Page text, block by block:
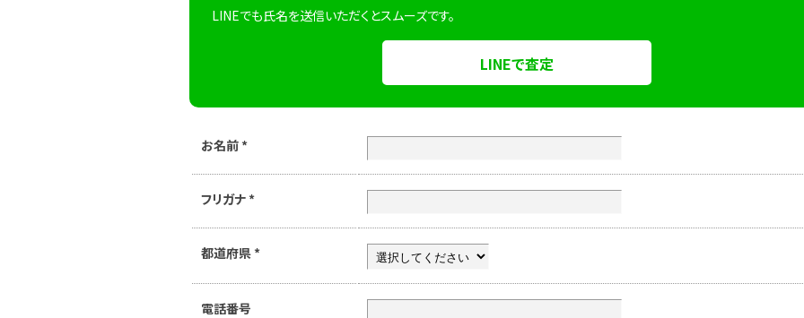
LINEでも氏名を送信いただくとスムーズです。
LINEで査定
お名前 *
フリガナ *
都道府県 *
電話番号